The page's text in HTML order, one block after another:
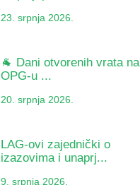
23. srpnja 2026.
🐐 Dani otvorenih vrata na
OPG-u ...
20. srpnja 2026.
LAG-ovi zajednički o
izazovima i unaprj...
9. srpnja 2026.